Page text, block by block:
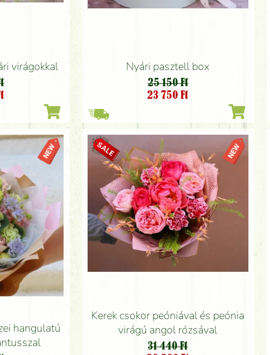
virágokkal Nyári pasztell box
25 150 Ft
23 750 Ft
hangulatú
Kerek csokor peóniával és peónia
virágú angol rózsával
31 440 Ft